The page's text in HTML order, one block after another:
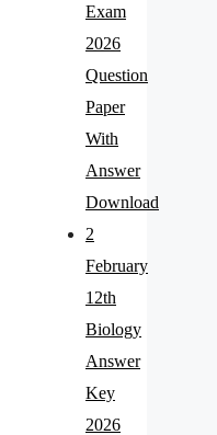
Exam
2026
Question
Paper
With
Answer
Download
2
February
12th
Biology
Answer
Key
2026